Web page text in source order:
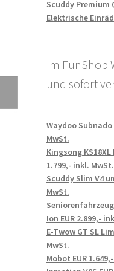
Scuddy Premium
Elektrische
Im FunShop
und sofort
Waydoo Subnado
MwSt.
Kingsong KS18XL
1.799,- inkl. MwSt.
Scuddy Slim V4
MwSt.
Ion EUR 2.899,-
E-Twow GT SL
MwSt.
Mobot EUR